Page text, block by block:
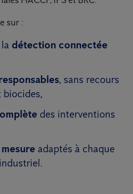
sur :
détection connectée
, sans recours
biocides,
des interventions
adaptés à chaque